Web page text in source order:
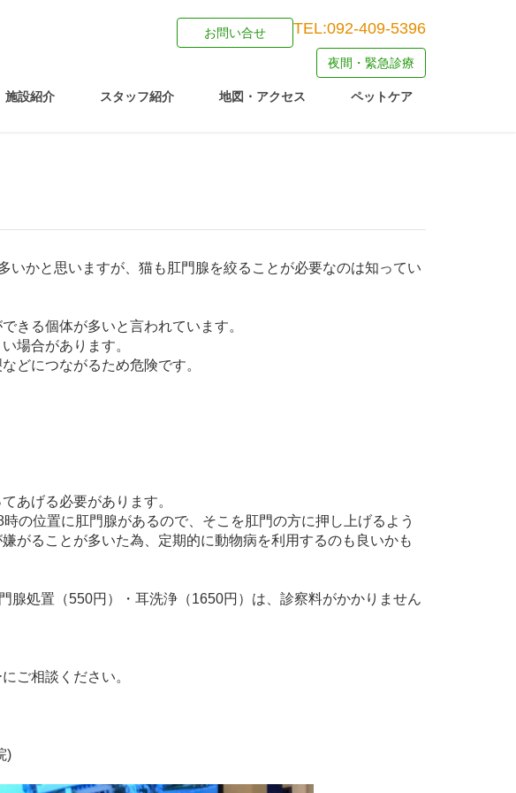
TEL:092-409-5396
お問い合せ
夜間・緊急診療
施設紹介 スタッフ紹介 地図・アクセス ペットケア
いかと思いますが、猫も肛門腺を絞ることが必要なのは知ってい
きる個体が多いと言われています。
場合があります。
どにつながるため危険です。
あげる必要があります。
の位置に肛門腺があるので、そこを肛門の方に押し上げるよう
がることが多いた為、定期的に動物病を利用するのも良いかも
腺処置（550円）・耳洗浄（1650円）は、診察料がかかりません
ご相談ください。
)